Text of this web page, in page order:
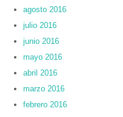
agosto 2016
julio 2016
junio 2016
mayo 2016
abril 2016
marzo 2016
febrero 2016